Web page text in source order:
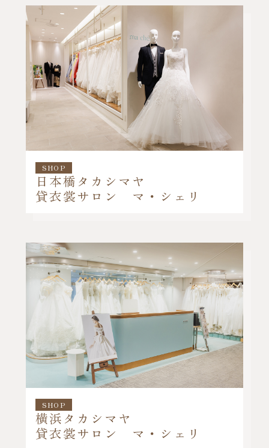
SHOP
日本橋タカシマヤ
貸衣裳サロン マ・シェリ
SHOP
横浜タカシマヤ
貸衣裳サロン マ・シェリ